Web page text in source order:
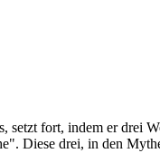
setzt fort, indem er drei
Diese drei, in den